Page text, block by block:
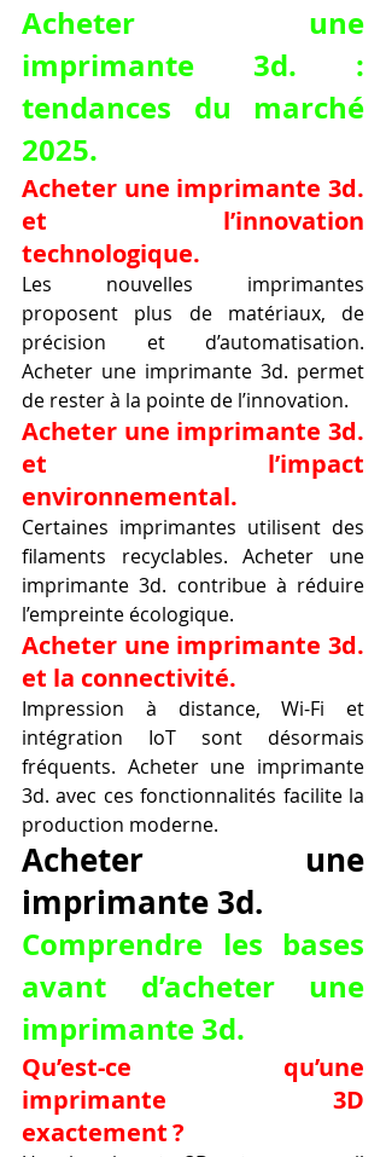
Acheter une
imprimante 3d. :
tendances du marché
2025.
Acheter une imprimante 3d.
et l’innovation
technologique.
Les nouvelles imprimantes
proposent plus de matériaux, de
précision et d’automatisation.
Acheter une imprimante 3d. permet
de rester à la pointe de l’innovation.
Acheter une imprimante 3d.
et l’impact
environnemental.
Certaines imprimantes utilisent des
filaments recyclables. Acheter une
imprimante 3d. contribue à réduire
l’empreinte écologique.
Acheter une imprimante 3d.
et la connectivité.
Impression à distance, Wi-Fi et
intégration IoT sont désormais
fréquents. Acheter une imprimante
3d. avec ces fonctionnalités facilite la
production moderne.
Acheter une
imprimante 3d.
Comprendre les bases
avant d’acheter une
imprimante 3d.
Qu’est-ce qu’une
imprimante 3D
exactement ?